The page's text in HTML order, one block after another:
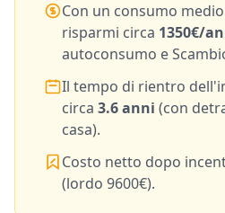
Con un consumo
risparmi circa 1350€/
autoconsumo e
Il tempo di rientro
circa 3.6anni (con
casa).
Costo netto dopo
(lordo 9600€).